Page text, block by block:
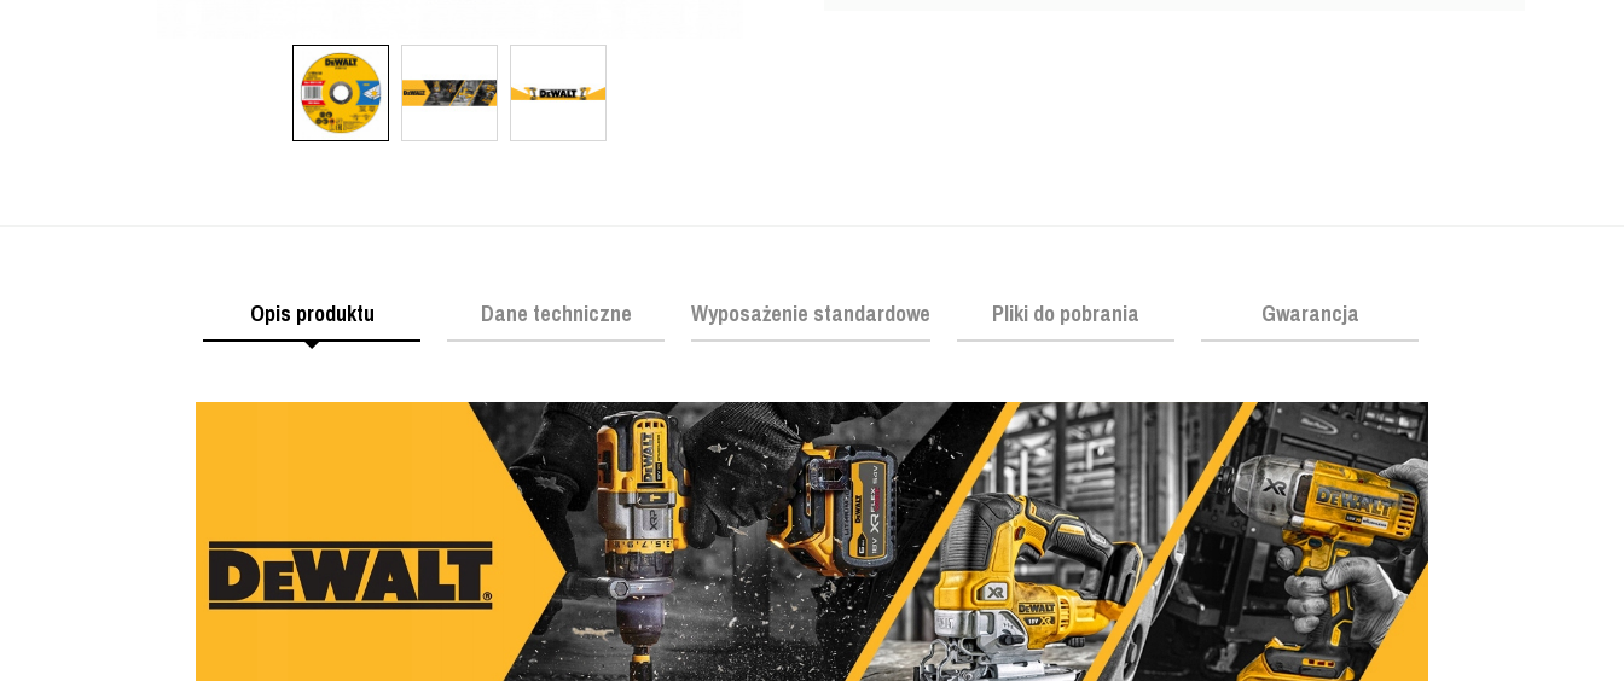
Opis produktu Dane techniczne Wyposażenie standardowe Pliki do pobrania Gwarancja